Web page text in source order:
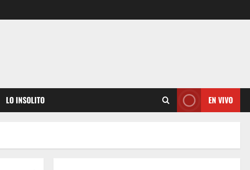
LO INSOLITO EN VIVO